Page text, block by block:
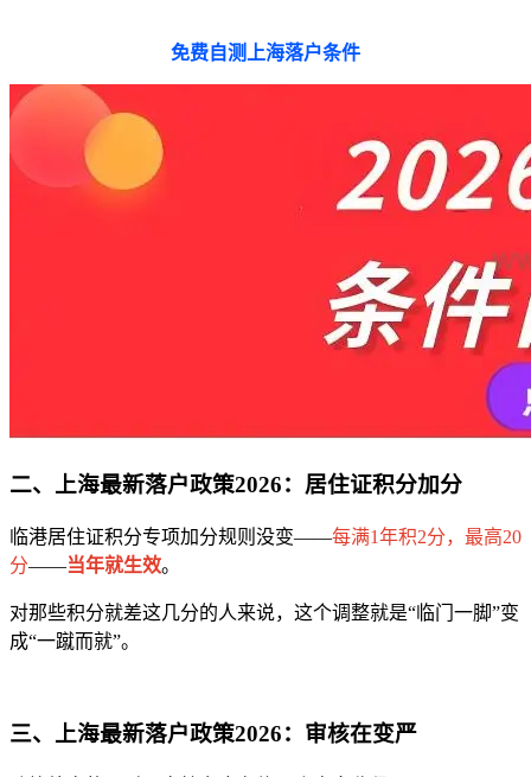
免费自测上海落户条件
二、上海最新落户政策2026：居住证积分加分
临港居住证积分专项加分规则没变——每满1年积2分，最高20
分——当年就生效。
对那些积分就差这几分的人来说，这个调整就是“临门一脚”变
成“一蹴而就”。
三、上海最新落户政策2026：审核在变严